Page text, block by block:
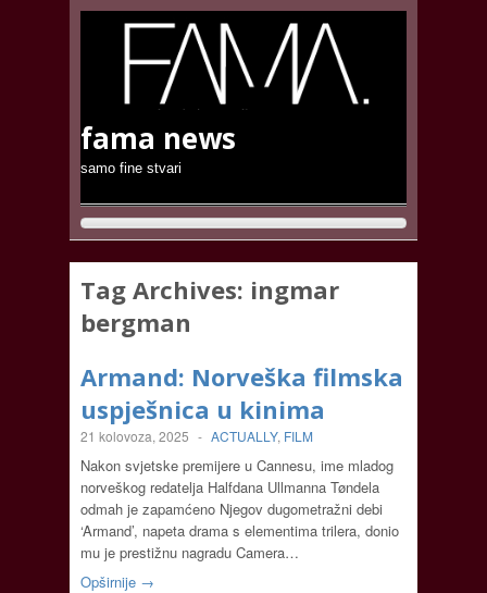
fama news
samo fine stvari
Tag Archives: ingmar
bergman
Armand: Norveška filmska
uspješnica u kinima
21 kolovoza, 2025 - ACTUALLY, FILM
Nakon svjetske premijere u Cannesu, ime mladog
norveškog redatelja Halfdana Ullmanna Tøndela
odmah je zapamćeno Njegov dugometražni debi
‘Armand’, napeta drama s elementima trilera, donio
mu je prestižnu nagradu Camera…
Opširnije →